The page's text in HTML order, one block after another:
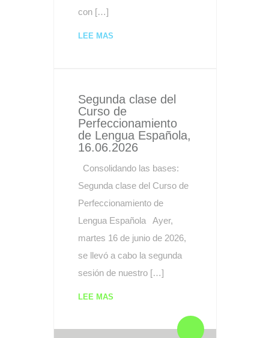
con […]
LEE MAS
Segunda clase del
Curso de
Perfeccionamiento
de Lengua Española,
16.06.2026
Consolidando las bases:
Segunda clase del Curso de
Perfeccionamiento de
Lengua Española Ayer,
martes 16 de junio de 2026,
se llevó a cabo la segunda
sesión de nuestro […]
LEE MAS